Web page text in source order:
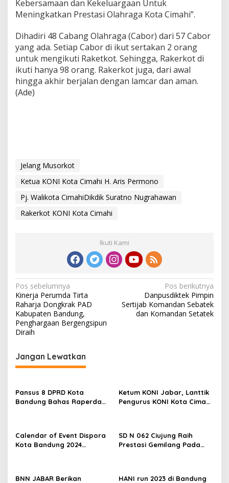
Kebersamaan dan Kekeluargaan Untuk
Meningkatkan Prestasi Olahraga Kota Cimahi”.
Dihadiri 48 Cabang Olahraga (Cabor) dari 57 Cabor
yang ada. Setiap Cabor di ikut sertakan 2 orang
untuk mengikuti Raketkot. Sehingga, Rakerkot di
ikuti hanya 98 orang. Rakerkot juga, dari awal
hingga akhir berjalan dengan lamcar dan aman.
(Ade)
Jelang Musorkot
Ketua KONI Kota Cimahi H. Aris Permono
Pj. Walikota CimahiDikdik Suratno Nugrahawan
Rakerkot KONI Kota Cimahi
Ikuti Kami
N
a
v
i
a
i
p
s
Pos sebelumnya
Kinerja Perumda Tirta
Raharja Dongkrak PAD
Kabupaten Bandung,
Penghargaan Bergengsipun
Diraih
Pos berikutnya
Danpusdiktek Pimpin
Sertijab Komandan Sebatek
dan Komandan Setatek
Jangan Lewatkan
Pansus 8 DPRD Kota
Bandung Bahas Raperda
Ketum KONI Jabar, Lanttik
Pengurus KONI Kota Cimahi
Calendar of Event Dispora
Kota Bandung 2024
SD N 062 Ciujung Raih
Prestasi Gemilang Pada
BNN JABAR Berikan
HANI run 2023 di Bandung